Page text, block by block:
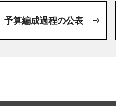
予算編成過程の公表